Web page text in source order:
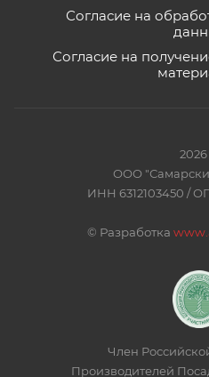
Согласие на
Согласие на
ООО
ИНН 6312103450 /
© Разработка
Член
Производителей